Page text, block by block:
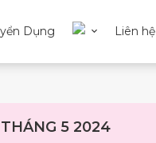
Dụng Liên hệ
THÁNG 5 2024